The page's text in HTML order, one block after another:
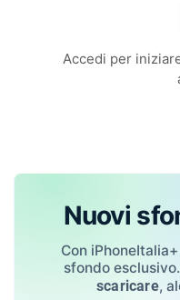
Accedi per
Nuovi
Con
sfondo
scaricare,